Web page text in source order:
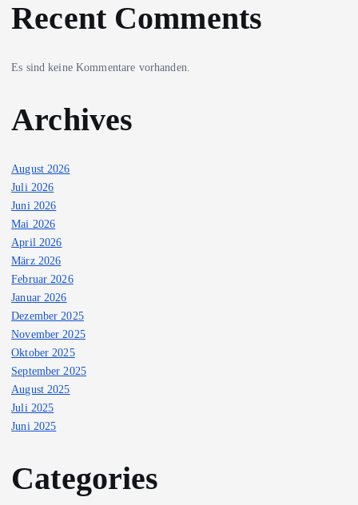
Recent Comments
Es sind keine Kommentare vorhanden.
Archives
August 2026
Juli 2026
Juni 2026
Mai 2026
April 2026
März 2026
Februar 2026
Januar 2026
Dezember 2025
November 2025
Oktober 2025
September 2025
August 2025
Juli 2025
Juni 2025
Categories